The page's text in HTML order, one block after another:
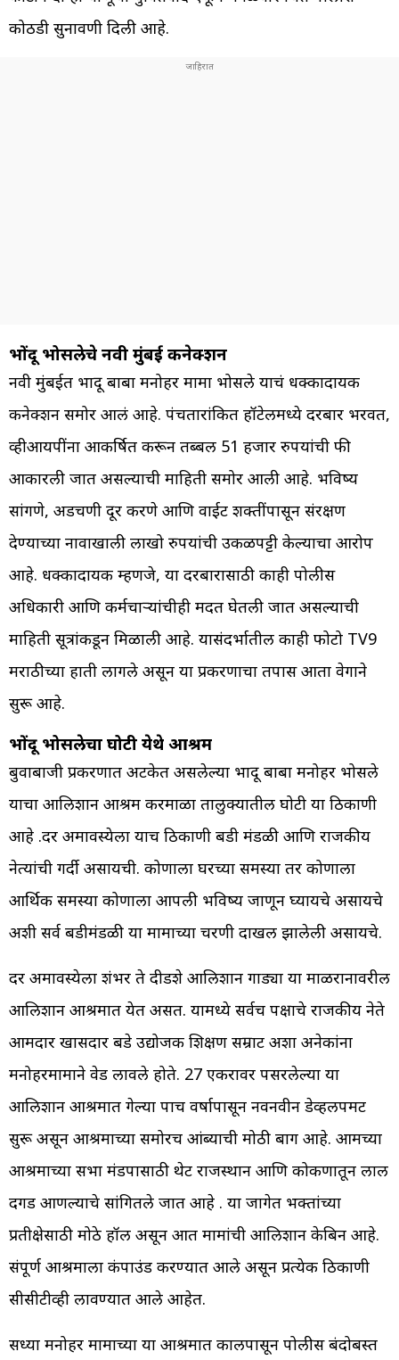
कोठडी सुनावणी दिली आहे.
भोंदू भोसलेचे नवी मुंबई कनेक्शन
नवी मुंबईत भोंदू बाबा मनोहर मामा भोसले याचं धक्कादायक
कनेक्शन समोर आलं आहे. पंचतारांकित हॉटेलमध्ये दरबार भरवत,
व्हीआयपींना आकर्षित करून तब्बल 51 हजार रुपयांची फी
आकारली जात असल्याची माहिती समोर आली आहे. भविष्य
सांगणे, अडचणी दूर करणे आणि वाईट शक्तींपासून संरक्षण
देण्याच्या नावाखाली लाखो रुपयांची उकळपट्टी केल्याचा आरोप
आहे. धक्कादायक म्हणजे, या दरबारासाठी काही पोलीस
अधिकारी आणि कर्मचाऱ्यांचीही मदत घेतली जात असल्याची
माहिती सूत्रांकडून मिळाली आहे. यासंदर्भातील काही फोटो TV9
मराठीच्या हाती लागले असून या प्रकरणाचा तपास आता वेगाने
सुरू आहे.
भोंदू भोसलेचा घोटी येथे आश्रम
बुवाबाजी प्रकरणात अटकेत असलेल्या भोंदू बाबा मनोहर भोसले
याचा आलिशान आश्रम करमाळा तालुक्यातील घोटी या ठिकाणी
आहे .दर अमावस्येला याच ठिकाणी बडी मंडळी आणि राजकीय
नेत्यांची गर्दी असायची. कोणाला घरच्या समस्या तर कोणाला
आर्थिक समस्या कोणाला आपली भविष्य जाणून घ्यायचे असायचे
अशी सर्व बडीमंडळी या मामाच्या चरणी दाखल झालेली असायचे.
दर अमावस्येला शंभर ते दीडशे आलिशान गाड्या या माळरानावरील
आलिशान आश्रमात येत असत. यामध्ये सर्वच पक्षाचे राजकीय नेते
आमदार खासदार बडे उद्योजक शिक्षण सम्राट अशा अनेकांना
मनोहरमामाने वेड लावले होते. 27 एकरावर पसरलेल्या या
आलिशान आश्रमात गेल्या पाच वर्षापासून नवनवीन डेव्हलपमेंट
सुरू असून आश्रमाच्या समोरच आंब्याची मोठी बाग आहे. आमच्या
आश्रमाच्या सभा मंडपासाठी थेट राजस्थान आणि कोकणातून लाल
दगड आणल्याचे सांगितले जात आहे . या जागेत भक्तांच्या
प्रतीक्षेसाठी मोठे हॉल असून आत मामांची आलिशान केबिन आहे.
संपूर्ण आश्रमाला कंपाउंड करण्यात आले असून प्रत्येक ठिकाणी
सीसीटीव्ही लावण्यात आले आहेत.
सध्या मनोहर मामाच्या या आश्रमात कालपासून पोलीस बंदोबस्त